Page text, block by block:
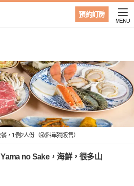
預約訂房
MENU
，1例2人份（飲料單獨販售）
no Sake，海鮮，很多山